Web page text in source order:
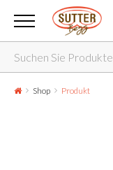
Shop Produkt